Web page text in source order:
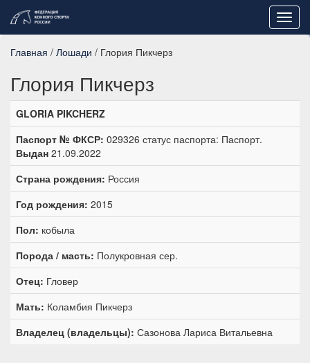
Главная / Лошади / Глория Пикчерз
Глория Пикчерз
GLORIA PIKCHERZ
Паспорт № ФКСР: 029326 статус паспорта: Паспорт.
Выдан 21.09.2022
Страна рождения: Россия
Год рождения: 2015
Пол: кобыла
Порода / масть: Полукровная сер.
Отец: Гловер
Мать: Коламбия Пикчерз
Владелец (владельцы): Сазонова Лариса Витальевна